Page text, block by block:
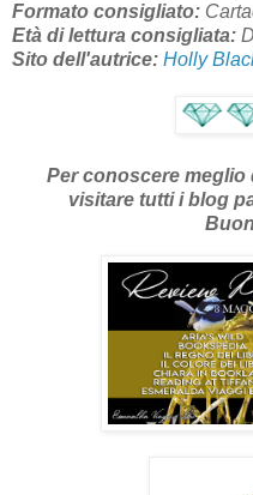
Formato consigliato:
Età di lettura consigliata:
Sito dell'autrice: Holly
Per conoscere
visitare tutti i blog